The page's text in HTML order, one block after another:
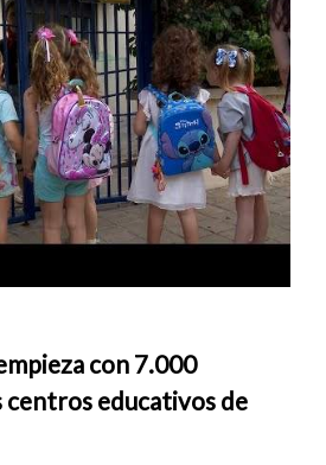
con 7.000
centros educativos de